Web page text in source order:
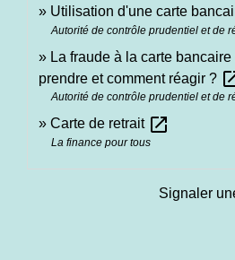
Utilisation d'une carte
Autorité de contrôle prudentiel et de
La fraude à la carte
prendre et comment réagir ?
Autorité de contrôle prudentiel et de
Carte de retrait open_in_new
La finance pour tous
Signaler